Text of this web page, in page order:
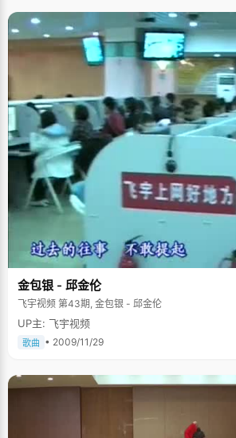
金包银 - 邱金伦
飞宇视频 第43期, 金包银 - 邱金伦
UP主: 飞宇视频
歌曲 • 2009/11/29